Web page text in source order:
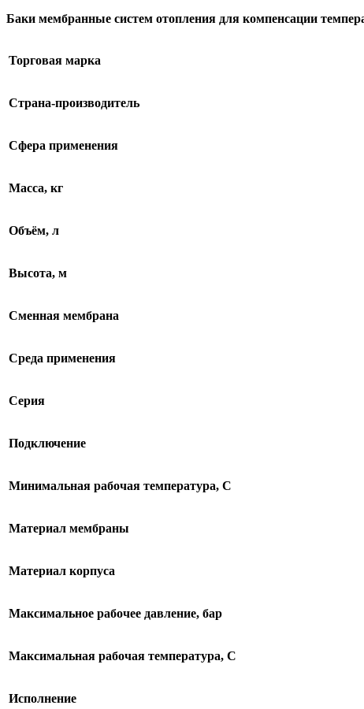
Баки мембранные систем отопления для компенсации
Торговая марка
Страна-производитель
Сфера применения
Масса, кг
Объём, л
Высота, м
Сменная мембрана
Среда применения
Серия
Подключение
Минимальная рабочая температура, С
Материал мембраны
Материал корпуса
Максимальное рабочее давление, бар
Максимальная рабочая температура, С
Исполнение